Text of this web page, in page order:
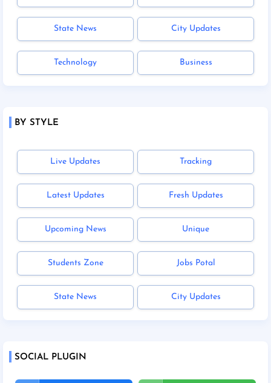
State News City Updates
Technology Business
BY STYLE
Live Updates Tracking
Latest Updates Fresh Updates
Upcoming News Unique
Students Zone Jobs Potal
State News City Updates
SOCIAL PLUGIN